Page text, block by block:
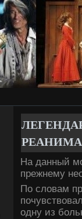
На данный
прежнему
По словам
одну из